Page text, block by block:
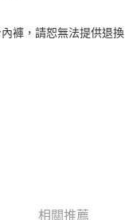
即使用無須另外申請。
自動跳轉到大哥付的交易
未通過，訂單將自動取
付你分期系統評分，恕無
付方式。 讓您購物簡單
於會員專區綁定中華電信
費金額 (1點等於1元)。
褲，請恕無法提供退換
相關推薦